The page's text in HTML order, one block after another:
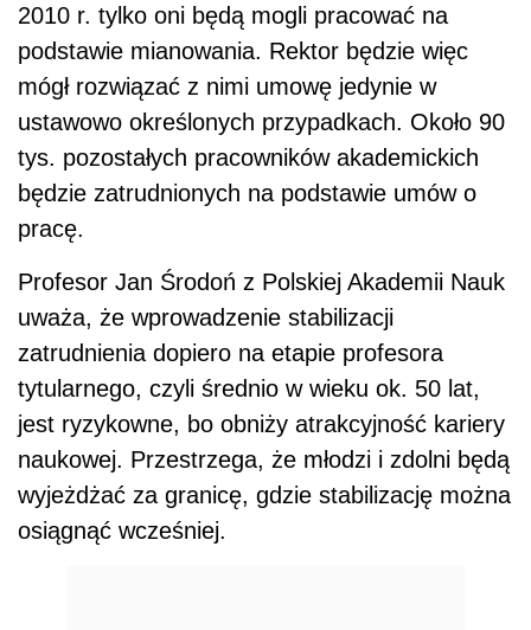
2010 r. tylko oni będą mogli pracować na
podstawie mianowania. Rektor będzie więc
mógł rozwiązać z nimi umowę jedynie w
ustawowo określonych przypadkach. Około 90
tys. pozostałych pracowników akademickich
będzie zatrudnionych na podstawie umów o
pracę.
Profesor Jan Środoń z Polskiej Akademii Nauk
uważa, że wprowadzenie stabilizacji
zatrudnienia dopiero na etapie profesora
tytularnego, czyli średnio w wieku ok. 50 lat,
jest ryzykowne, bo obniży atrakcyjność kariery
naukowej. Przestrzega, że młodzi i zdolni będą
wyjeżdżać za granicę, gdzie stabilizację można
osiągnąć wcześniej.